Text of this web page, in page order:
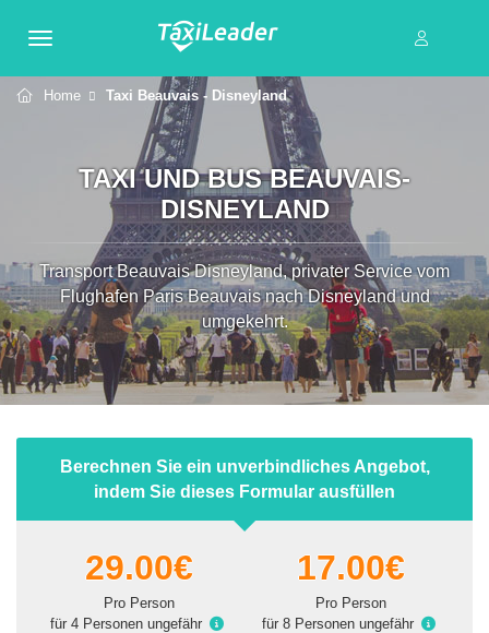
Home Taxi Beauvais - Disneyland
TAXI UND BUS BEAUVAIS-
DISNEYLAND
Transport Beauvais Disneyland, privater Service vom
Flughafen Paris Beauvais nach Disneyland und
umgekehrt.
Berechnen Sie ein unverbindliches Angebot,
indem Sie dieses Formular ausfüllen
29.00€
Pro Person
für 4 Personen ungefähr
17.00€
Pro Person
für 8 Personen ungefähr